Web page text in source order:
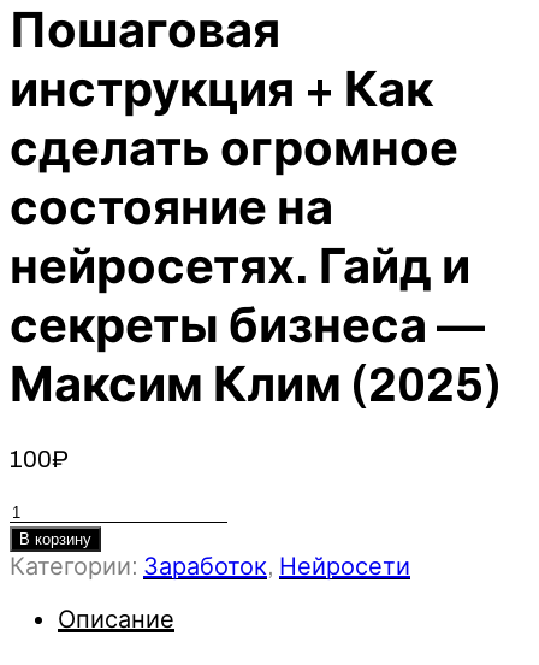
Пошаговая
инструкция + Как
сделать огромное
состояние на
нейросетях. Гайд и
секреты бизнеса —
Максим Клим (2025)
100₽
Количество
товара
Как
свою
В корзину
Категории: Заработок, Нейросети
Описание